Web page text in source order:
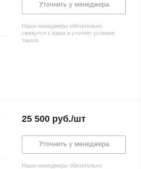
Уточнить у менеджера
Наши менеджеры обязательно
свяжутся с вами и уточнят условия
заказа
25 500 руб./шт
Уточнить у менеджера
Наши менеджеры обязательно